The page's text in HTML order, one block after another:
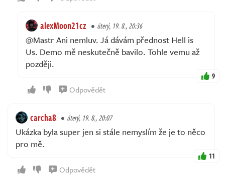
alexMoon21cz úterý, 19. 8., 20:36
@Mastr Ani nemluv. Já dávám přednost Hell is
Us. Demo mě neskutečně bavilo. Tohle vemu až
později.
9
Odpovědět
carcha8 úterý, 19. 8., 20:07
Ukázka byla super jen si stále nemyslím že je to něco
pro mě.
11
Odpovědět